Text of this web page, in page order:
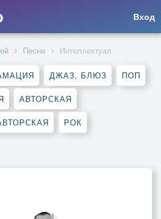
Вход
Песни Интеллектуал
ДЖАЗ, БЛЮЗ ПОП
АВТОРСКАЯ
РОК